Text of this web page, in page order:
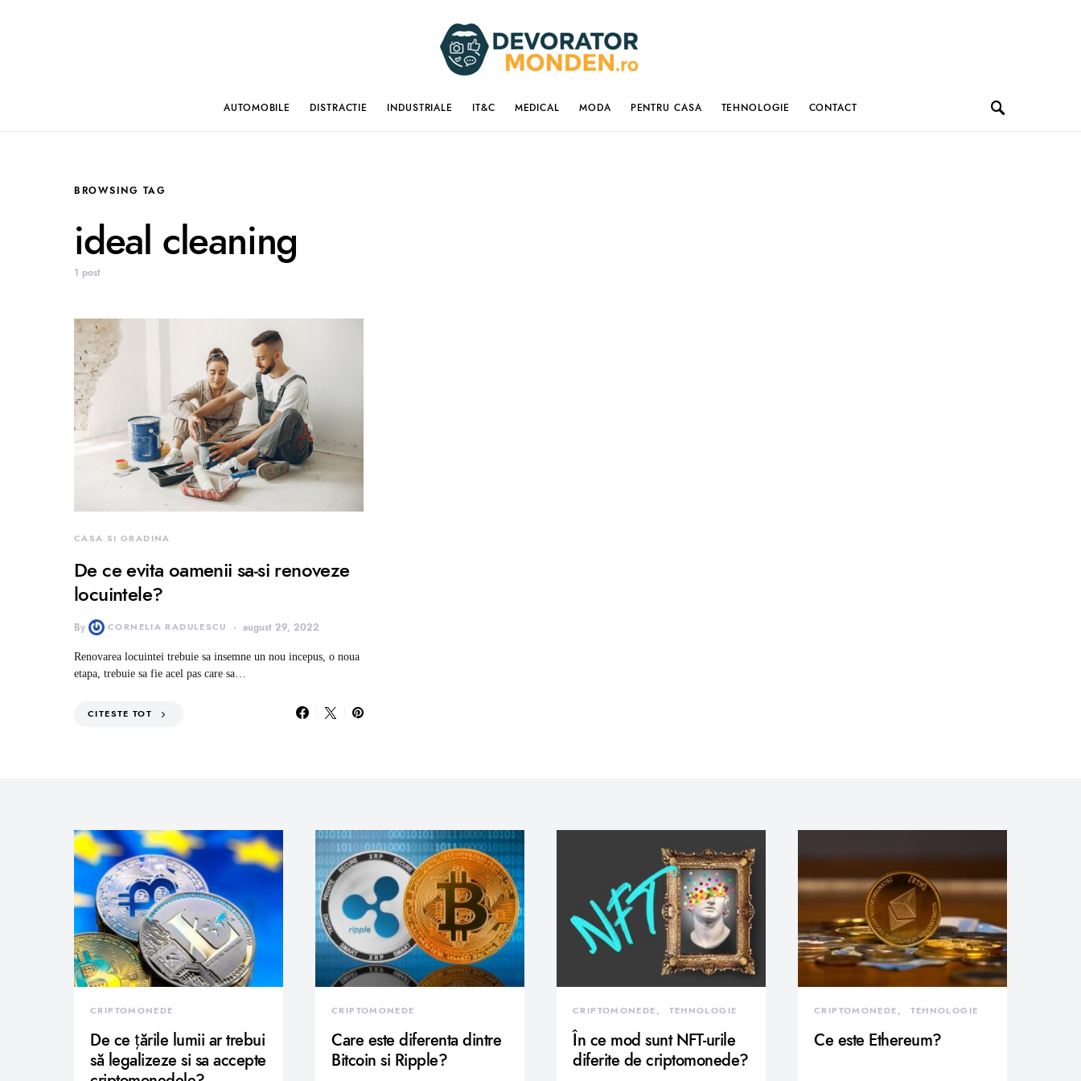
AUTOMOBILE DISTRACTIE INDUSTRIALE IT&C MEDICAL MODA PENTRU CASA TEHNOLOGIE CONTACT
BROWSING TAG
ideal cleaning
1 post
CASA SI GRADINA
De ce evita oamenii sa-si renoveze
locuintele?
By CORNELIA RADULESCU august 29, 2022
Renovarea locuintei trebuie sa insemne un nou incepus, o noua
etapa, trebuie sa fie acel pas care sa…
CITESTE TOT
CRIPTOMONEDE
De ce țările lumii ar trebui
să legalizeze si sa accepte
CRIPTOMONEDE
Care este diferenta dintre
Bitcoin si Ripple?
CRIPTOMONEDE TEHNOLOGIE
În ce mod sunt NFT-urile
diferite de criptomonede?
CRIPTOMONEDE TEHNOLOGIE
Ce este Ethereum?